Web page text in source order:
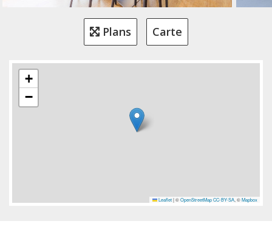
Plans Carte
+
−
Leaflet |©OpenStreetMap CC-BY-SA, ©Mapbox